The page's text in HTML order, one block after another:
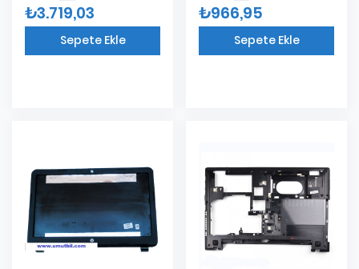
₺3.719,03
Sepete Ekle
₺966,95
Sepete Ekle